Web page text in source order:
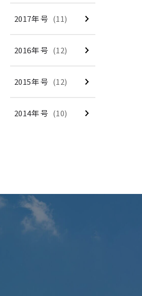
2017年 号 (11)
2016年 号 (12)
2015年 号 (12)
2014年 号 (10)